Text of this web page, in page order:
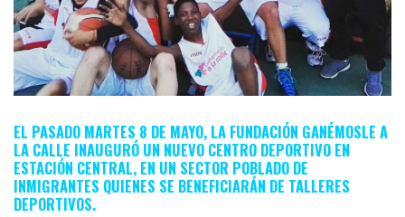
EL PASADO MARTES 8 DE MAYO, LA FUNDACIÓN GANÉMOSLE A
LA CALLE INAUGURÓ UN NUEVO CENTRO DEPORTIVO EN
ESTACIÓN CENTRAL, EN UN SECTOR POBLADO DE
INMIGRANTES QUIENES SE BENEFICIARÁN DE TALLERES
DEPORTIVOS.